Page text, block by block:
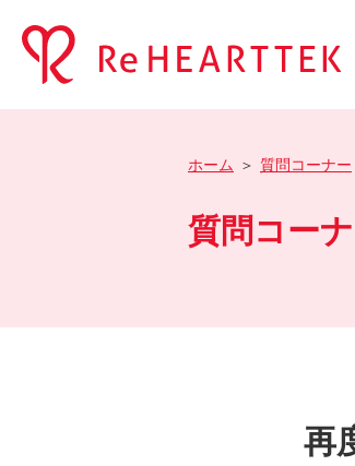
ホーム 質問コーナー
質問コー
再